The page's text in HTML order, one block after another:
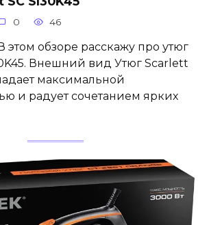
0 46
этом обзоре расскажу про утюг
Внешний вид Утюг Scarlett
максимальной
и радует сочетанием ярких